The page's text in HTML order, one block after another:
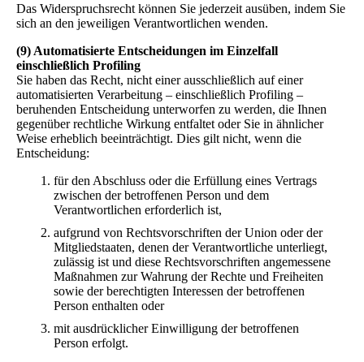
Das Widerspruchsrecht können Sie jederzeit ausüben, indem Sie
sich an den jeweiligen Verantwortlichen wenden.
(9) Automatisierte Entscheidungen im Einzelfall
einschließlich Profiling
Sie haben das Recht, nicht einer ausschließlich auf einer
automatisierten Verarbeitung – einschließlich Profiling –
beruhenden Entscheidung unterworfen zu werden, die Ihnen
gegenüber rechtliche Wirkung entfaltet oder Sie in ähnlicher
Weise erheblich beeinträchtigt. Dies gilt nicht, wenn die
Entscheidung:
für den Abschluss oder die Erfüllung eines Vertrags
zwischen der betroffenen Person und dem
Verantwortlichen erforderlich ist,
aufgrund von Rechtsvorschriften der Union oder der
Mitgliedstaaten, denen der Verantwortliche unterliegt,
zulässig ist und diese Rechtsvorschriften angemessene
Maßnahmen zur Wahrung der Rechte und Freiheiten
sowie der berechtigten Interessen der betroffenen
Person enthalten oder
mit ausdrücklicher Einwilligung der betroffenen
Person erfolgt.